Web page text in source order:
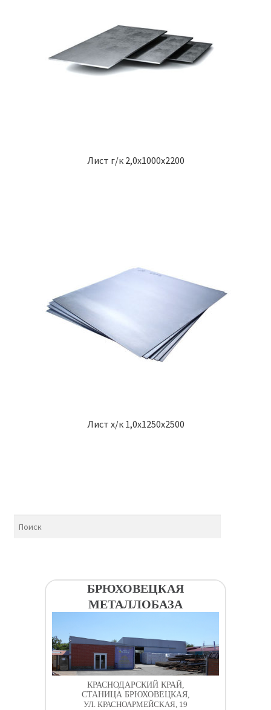
Лист г/к 2,0х1000х2200
Лист х/к 1,0х1250х2500
БРЮХОВЕЦКАЯ
МЕТАЛЛОБАЗА
КРАСНОДАРСКИЙ КРАЙ,
СТАНИЦА БРЮХОВЕЦКАЯ,
УЛ. КРАСНОАРМЕЙСКАЯ, 19